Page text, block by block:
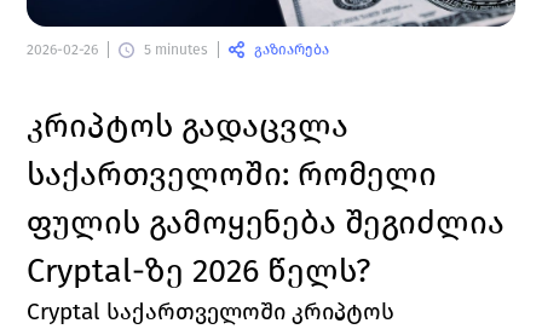
2026-02-26 5 minutes გაზიარება
კრიპტოს გადაცვლა
საქართველოში: რომელი
ფულის გამოყენება შეგიძლია
Cryptal-ზე 2026 წელს?
Cryptal საქართველოში კრიპტოს